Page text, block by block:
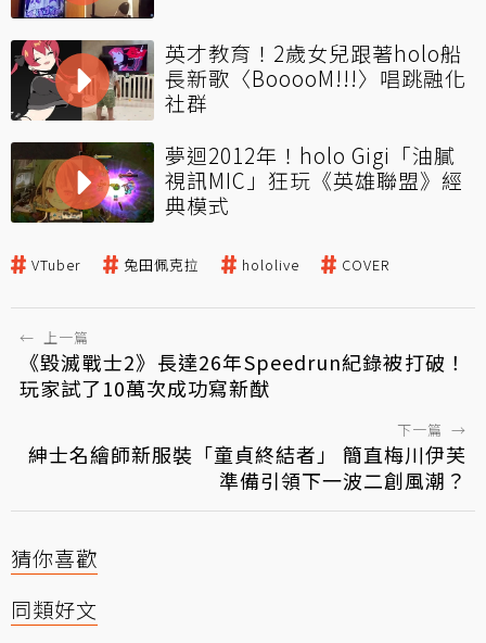
英才教育！2歲女兒跟著holo船
長新歌〈BooooM!!!〉唱跳融化
社群
夢迴2012年！holo Gigi「油膩
視訊MIC」狂玩《英雄聯盟》經
典模式
VTuber 兔田佩克拉 hololive COVER
← 上一篇
《毀滅戰士2》長達26年Speedrun紀錄被打破！
玩家試了10萬次成功寫新猷
下一篇 →
紳士名繪師新服裝「童貞終結者」 簡直梅川伊芙
準備引領下一波二創風潮？
猜你喜歡
同類好文